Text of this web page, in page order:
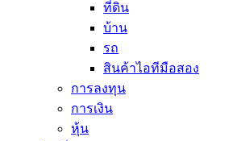
ที่ดิน
บ้าน
รถ
สินค้าไอทีมือสอง
การลงทุน
การเงิน
หุ้น